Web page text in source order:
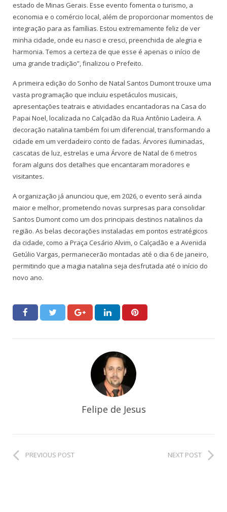
estado de Minas Gerais. Esse evento fomenta o turismo, a
economia e o comércio local, além de proporcionar momentos de
integração para as famílias. Estou extremamente feliz de ver
minha cidade, onde eu nasci e cresci, preenchida de alegria e
harmonia. Temos a certeza de que esse é apenas o início de
uma grande tradição”, finalizou o Prefeito.
A primeira edição do Sonho de Natal Santos Dumont trouxe uma
vasta programação que incluiu espetáculos musicais,
apresentações teatrais e atividades encantadoras na Casa do
Papai Noel, localizada no Calçadão da Rua Antônio Ladeira. A
decoração natalina também foi um diferencial, transformando a
cidade em um verdadeiro conto de fadas. Árvores iluminadas,
cascatas de luz, estrelas e uma Árvore de Natal de 6 metros
foram alguns dos detalhes que encantaram moradores e
visitantes.
A organização já anunciou que, em 2026, o evento será ainda
maior e melhor, prometendo novas surpresas para consolidar
Santos Dumont como um dos principais destinos natalinos da
região. As belas decorações instaladas em pontos estratégicos
da cidade, como a Praça Cesário Alvim, o Calçadão e a Avenida
Getúlio Vargas, permanecerão montadas até o dia 6 de janeiro,
permitindo que a magia natalina seja desfrutada até o início do
novo ano.
Felipe de Jesus
PREVIOUS POST NEXT POST